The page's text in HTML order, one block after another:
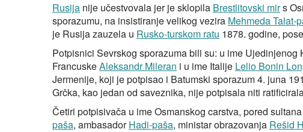
Rusija nije učestvovala jer je sklopila Brestlitovski mirs
sporazumu, na insistiranje velikog vezira Mehmeda Talat-
je Rusija zauzela u Rusko-turskom ratu 1878. godine,
Potpisnici Sevrskog sporazuma bili su: u ime
FrancuskeAleksandr Mileran i u ime Italije Lelio Bonin
Jermenije, koji je potpisao i Batumski sporazum 4. juna
Grčka, kao jedan od saveznika, nije potpisala niti
Četiri potpisivača u ime Osmanskog carstva, pored sultana
paša, ambasadorHadi-paša, ministar obrazovanja Rešid